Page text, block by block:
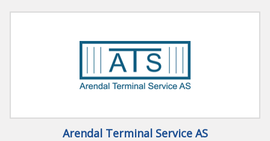
Arendal Terminal Service AS